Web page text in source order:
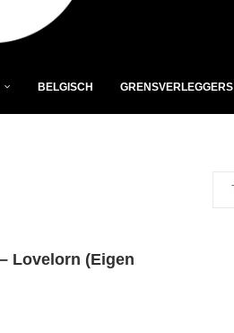
BELGISCH GRENSVERLEGGERS
Lovelorn (Eigen